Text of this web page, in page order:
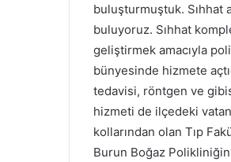
buluşturmuştuk. Sıhhat
buluyoruz. Sıhhat
geliştirmek amacıyla
bünyesinde hizmete
tedavisi, röntgen ve
hizmeti de ilçedeki
kollarından olan Tıp
Burun Boğaz